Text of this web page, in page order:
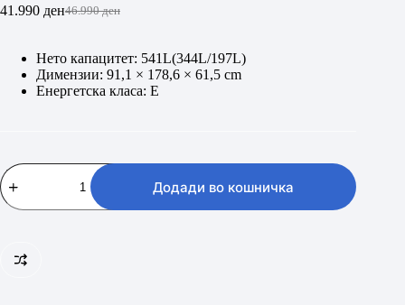
46.990ден
Original
46.990 ден.
41.990 денCurrent
41.990 ден.
Нето капацитет: 541L(344L/197L)
Димензии: 91,1 × 178,6 × 61,5 cm
Енергетска класа: E
Gorenje
NRS917E41BXWD
количина
Додади во кошничка